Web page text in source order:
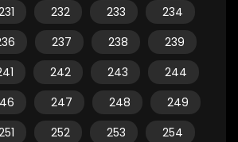
232 233
234
237 238
239
242 243
244
247 248
249
252 253
254